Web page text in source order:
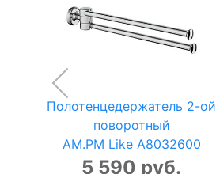
Полотенцедержатель 2-ой
поворотный
AM.PM Like A8032600
5 590 руб.